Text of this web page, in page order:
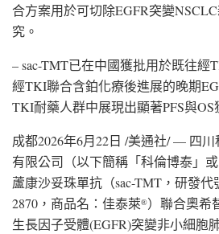
合方案用於可切除EGFR突變
究。
– sac-TMT已在中國獲批用於既往
經TKI聯合含鉑化療後進展的晚期
TKI耐藥人群中展現出顯著PFS與OS
成都2026年6月22日 /美通社/ — 四川
有限公司（以下簡稱「科倫博泰」
蘆康沙妥珠單抗（sac-TMT，研發代
2870，商品名：佳泰萊®）聯合奧希
生長因子受體(EGFR)突變非小細胞